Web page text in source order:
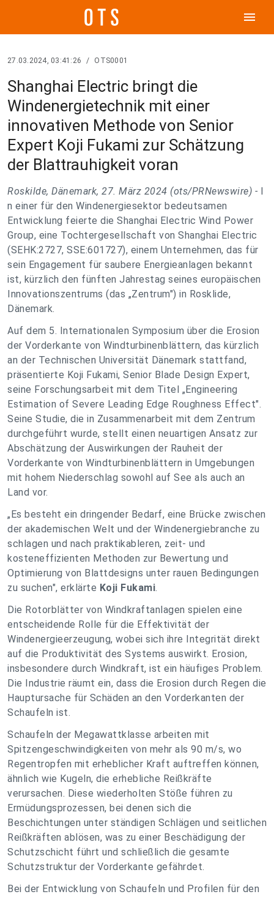
menu
27.03.2024, 03:41:26 / OTS0001
Shanghai Electric bringt die
Windenergietechnik mit einer
innovativen Methode von Senior
Expert Koji Fukami zur Schätzung
der Blattrauhigkeit voran
Roskilde, Dänemark, 27. März 2024 (ots/PRNewswire) - I
n einer für den Windenergiesektor bedeutsamen
Entwicklung feierte die Shanghai Electric Wind Power
Group, eine Tochtergesellschaft von Shanghai Electric
(SEHK:2727, SSE:601727), einem Unternehmen, das für
sein Engagement für saubere Energieanlagen bekannt
ist, kürzlich den fünften Jahrestag seines europäischen
Innovationszentrums (das „Zentrum") in Rosklide,
Dänemark.
Auf dem 5. Internationalen Symposium über die Erosion
der Vorderkante von Windturbinenblättern, das kürzlich
an der Technischen Universität Dänemark stattfand,
präsentierte Koji Fukami, Senior Blade Design Expert,
seine Forschungsarbeit mit dem Titel „Engineering
Estimation of Severe Leading Edge Roughness Effect".
Seine Studie, die in Zusammenarbeit mit dem Zentrum
durchgeführt wurde, stellt einen neuartigen Ansatz zur
Abschätzung der Auswirkungen der Rauheit der
Vorderkante von Windturbinenblättern in Umgebungen
mit hohem Niederschlag sowohl auf See als auch an
Land vor.
„Es besteht ein dringender Bedarf, eine Brücke zwischen
der akademischen Welt und der Windenergiebranche zu
schlagen und nach praktikableren, zeit- und
kosteneffizienten Methoden zur Bewertung und
Optimierung von Blattdesigns unter rauen Bedingungen
zu suchen", erklärte Koji Fukami.
Die Rotorblätter von Windkraftanlagen spielen eine
entscheidende Rolle für die Effektivität der
Windenergieerzeugung, wobei sich ihre Integrität direkt
auf die Produktivität des Systems auswirkt. Erosion,
insbesondere durch Windkraft, ist ein häufiges Problem.
Die Industrie räumt ein, dass die Erosion durch Regen die
Hauptursache für Schäden an den Vorderkanten der
Schaufeln ist.
Schaufeln der Megawattklasse arbeiten mit
Spitzengeschwindigkeiten von mehr als 90 m/s, wo
Regentropfen mit erheblicher Kraft auftreffen können,
ähnlich wie Kugeln, die erhebliche Reißkräfte
verursachen. Diese wiederholten Stöße führen zu
Ermüdungsprozessen, bei denen sich die
Beschichtungen unter ständigen Schlägen und seitlichen
Reißkräften ablösen, was zu einer Beschädigung der
Schutzschicht führt und schließlich die gesamte
Schutzstruktur der Vorderkante gefährdet.
Bei der Entwicklung von Schaufeln und Profilen für den